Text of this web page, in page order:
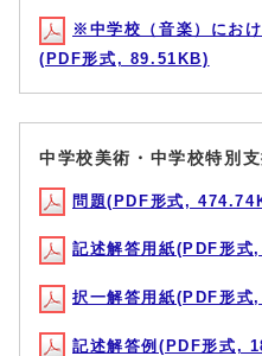
※中学校（音楽）にお
(PDF形式, 89.51KB)
中学校美術・中学校特別支
問題(PDF形式,
記述解答用紙(PDF形
択一解答用紙(PDF形
記述解答例(PDF形式,